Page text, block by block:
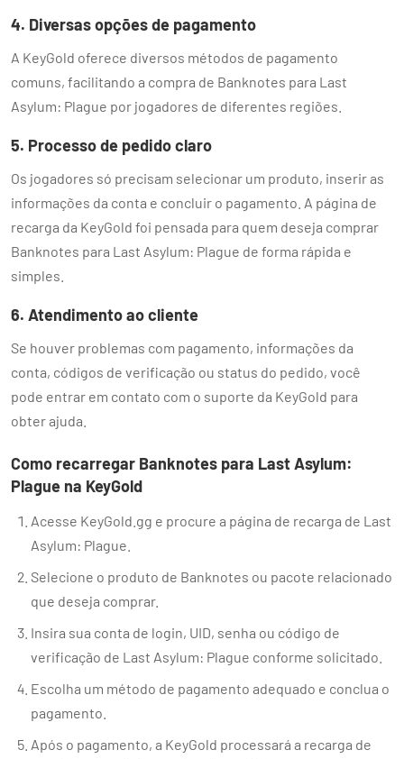
4. Diversas opções de pagamento
A KeyGold oferece diversos métodos de pagamento
comuns, facilitando a compra de Banknotes para Last
Asylum: Plague por jogadores de diferentes regiões.
5. Processo de pedido claro
Os jogadores só precisam selecionar um produto, inserir as
informações da conta e concluir o pagamento. A página de
recarga da KeyGold foi pensada para quem deseja comprar
Banknotes para Last Asylum: Plague de forma rápida e
simples.
6. Atendimento ao cliente
Se houver problemas com pagamento, informações da
conta, códigos de verificação ou status do pedido, você
pode entrar em contato com o suporte da KeyGold para
obter ajuda.
Como recarregar Banknotes para Last Asylum:
Plague na KeyGold
Acesse KeyGold.gg e procure a página de recarga de Last
Asylum: Plague.
Selecione o produto de Banknotes ou pacote relacionado
que deseja comprar.
Insira sua conta de login, UID, senha ou código de
verificação de Last Asylum: Plague conforme solicitado.
Escolha um método de pagamento adequado e conclua o
pagamento.
Após o pagamento, a KeyGold processará a recarga de